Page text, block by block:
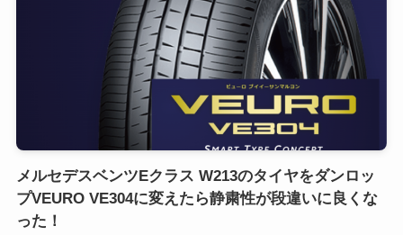
メルセデスベンツEクラス W213のタイヤをダンロッ
プVEURO VE304に変えたら静粛性が段違いに良くな
った！